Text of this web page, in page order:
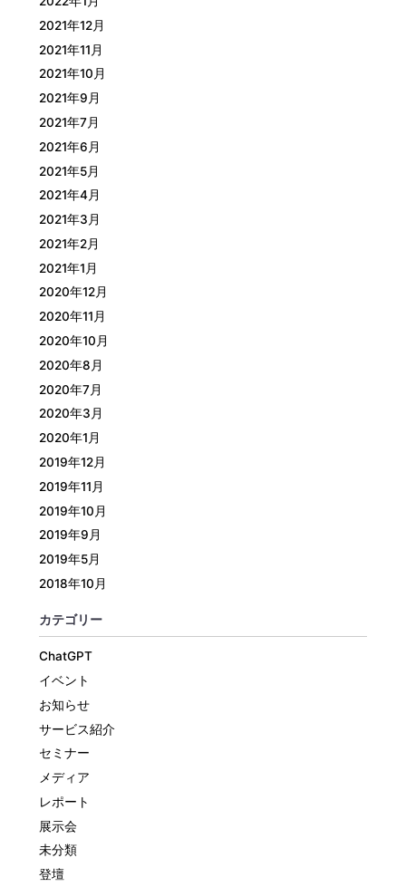
2021年12月
2021年11月
2021年10月
2021年9月
2021年7月
2021年6月
2021年5月
2021年4月
2021年3月
2021年2月
2021年1月
2020年12月
2020年11月
2020年10月
2020年8月
2020年7月
2020年3月
2020年1月
2019年12月
2019年11月
2019年10月
2019年9月
2019年5月
2018年10月
カテゴリー
ChatGPT
イベント
お知らせ
サービス紹介
セミナー
メディア
レポート
展示会
未分類
登壇